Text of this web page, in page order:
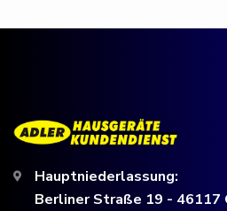
Hauptniederlassung:
Berliner Straße 19 - 46117